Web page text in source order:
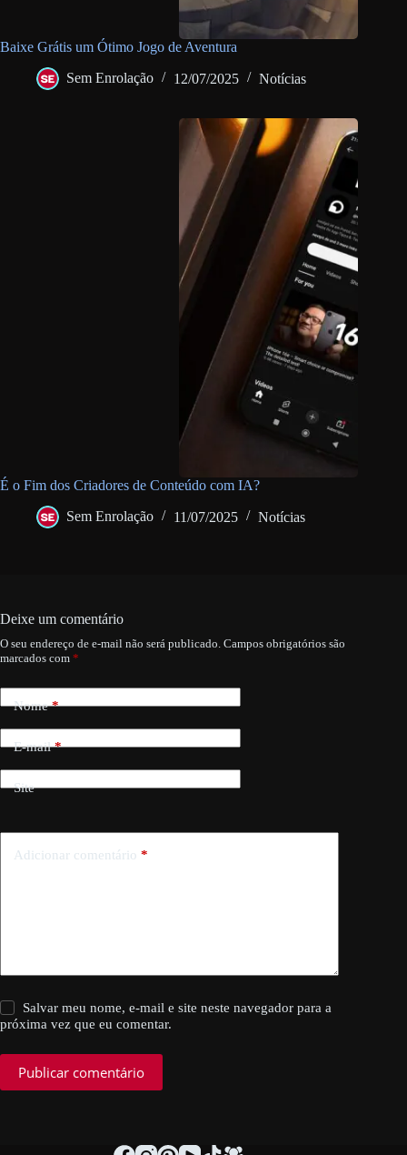
Baixe Grátis um Ótimo Jogo de Aventura
Sem Enrolação 12/07/2025 Notícias
É o Fim dos Criadores de Conteúdo com IA?
Sem Enrolação 11/07/2025 Notícias
Deixe um comentário
O seu endereço de e-mail não será publicado. Campos obrigatórios são
marcados com *
Nome*
E-mail*
Site
Adicionar comentário *
Salvar meu nome, e-mail e site neste navegador para a
próxima vez que eu comentar.
Publicar comentário